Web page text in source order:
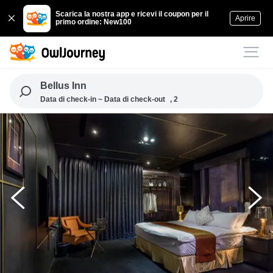
Scarica la nostra app e ricevi il coupon per il
primo ordine: New100
Aprire
Bellus Inn
Data di check-in ~ Data di check-out , 2